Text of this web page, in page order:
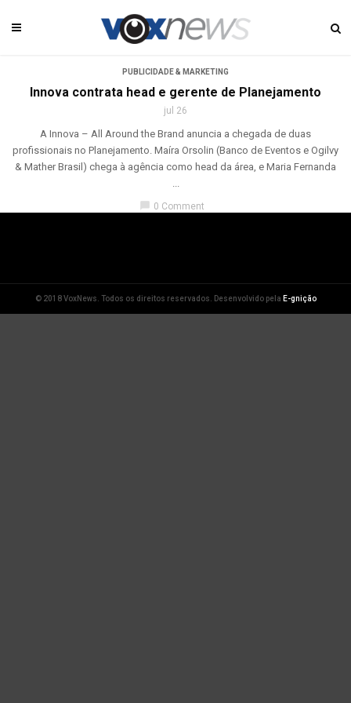
PUBLICIDADE & MARKETING
Innova contrata head e gerente de Planejamento
jul 26
A Innova – All Around the Brand anuncia a chegada de duas
profissionais no Planejamento. Maíra Orsolin (Banco de Eventos e Ogilvy
& Mather Brasil) chega à agência como head da área, e Maria Fernanda
...
chat_bubble 0 Comment
© 2018 VoxNews. Todos os direitos reservados. Desenvolvido pela E-gnição